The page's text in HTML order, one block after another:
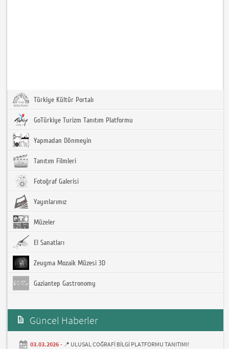
Türkiye Kültür Portalı
GoTürkiye Turizm Tanıtım Platformu
Yapmadan Dönmeyin
Tanıtım Filmleri
Fotoğraf Galerisi
Yayınlarımız
Müzeler
El Sanatları
Zeugma Mozaik Müzesi 3D
Gaziantep Gastronomy
Güncel Haberler
03.03.2026 - 📍 ULUSAL COĞRAFİ BİLGİ PLATFORMU TANITIMI!